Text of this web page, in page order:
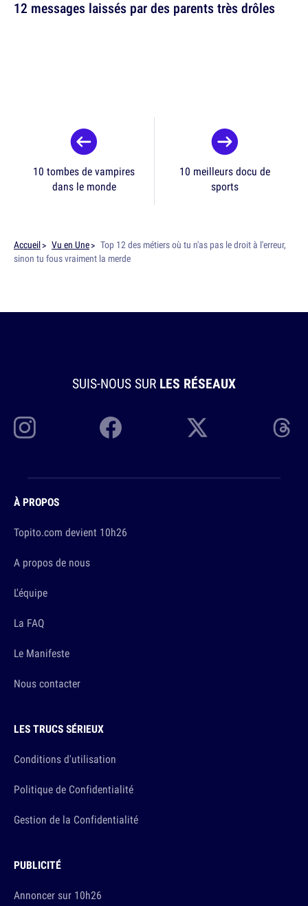
12 messages laissés par des parents très drôles
10 tombes de vampires
dans le monde
10 meilleurs docu de
sports
Accueil Vu en Une
Top 12 des métiers où tu n'as pas le droit à l'erreur,
sinon tu fous vraiment la merde
SUIS-NOUS SUR LES RÉSEAUX
À PROPOS
Topito.com devient 10h26
A propos de nous
L'équipe
La FAQ
Le Manifeste
Nous contacter
LES TRUCS SÉRIEUX
Conditions d'utilisation
Politique de Confidentialité
Gestion de la Confidentialité
PUBLICITÉ
Annoncer sur 10h26